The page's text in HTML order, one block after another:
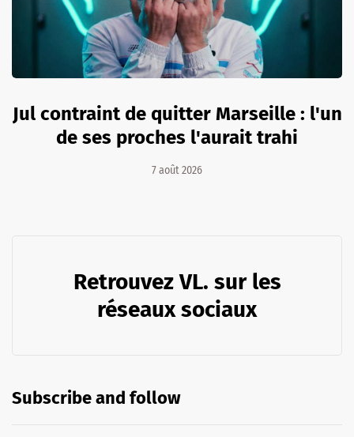
Jul contraint de quitter Marseille : l'un
de ses proches l'aurait trahi
7 août 2026
Retrouvez VL. sur les
réseaux sociaux
Subscribe and follow